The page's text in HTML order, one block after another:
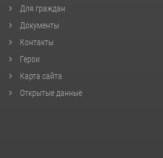
Для граждан
Документы
Контакты
Герои
Карта сайта
Открытые данные